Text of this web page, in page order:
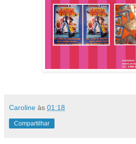
Caroline às 01:18
Compartilhar